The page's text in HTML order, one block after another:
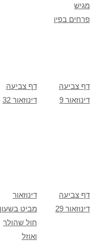
מגיש
פרחים בפיו
דף צביעה
דינוזאור 32
דף צביעה
דינוזאור 9
דינוזאור
מביט בשעון
חול שהולך
ואוזל
דף צביעה
דינוזאור 29